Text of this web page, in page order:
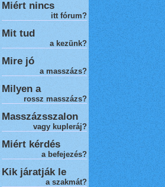
Miért nincs
itt fórum?
Mit tud
a kezünk?
Mire jó
a masszázs?
Milyen a
rossz masszázs?
Masszázsszalon
vagy kupleráj?
Miért kérdés
a befejezés?
Kik járatják le
a szakmát?